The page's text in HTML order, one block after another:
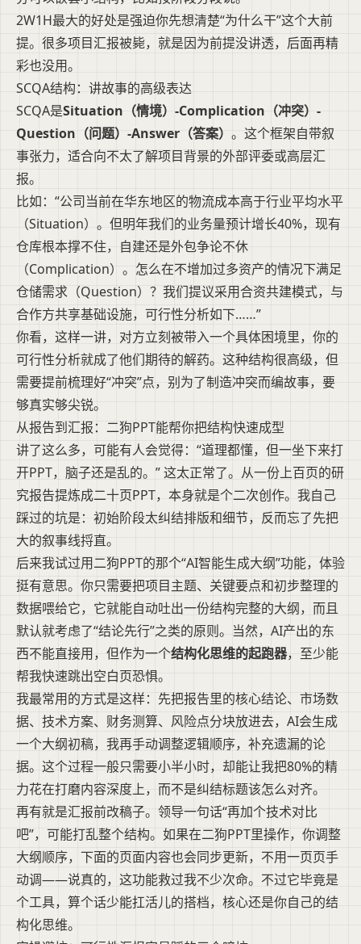
2W1H最大的好处是强迫你先想清楚“为什么干”这个大前
提。很多项目汇报被毙，就是因为前提没讲透，后面再精
彩也没用。
SCQA结构：讲故事的高级表达
SCQA是Situation（情境）-Complication（冲突）-
Question（问题）-Answer（答案） 。这个框架自带叙
事张力，适合向不太了解项目背景的外部评委或高层汇
报。
比如：“公司当前在华东地区的物流成本高于行业平均水平
（Situation）。但明年我们的业务量预计增长40%，现有
仓库根本撑不住，自建还是外包争论不休
（Complication）。怎么在不增加过多资产的情况下满足
仓储需求（Question）？我们提议采用合资共建模式，与
合作方共享基础设施，可行性分析如下……”
你看，这样一讲，对方立刻被带入一个具体困境里，你的
可行性分析就成了他们期待的解药。这种结构很高级，但
需要提前梳理好“冲突”点，别为了制造冲突而编故事，要
够真实够尖锐。
从报告到汇报：二狗PPT能帮你把结构快速成型
讲了这么多，可能有人会觉得：“道理都懂，但一坐下来打
开PPT，脑子还是乱的。” 这太正常了。从一份上百页的研
究报告提炼成二十页PPT，本身就是个二次创作。我自己
踩过的坑是：初始阶段太纠结排版和细节，反而忘了先把
大的叙事线捋直。
后来我试过用二狗PPT的那个“AI智能生成大纲”功能，体验
挺有意思。你只需要把项目主题、关键要点和初步整理的
数据喂给它，它就能自动吐出一份结构完整的大纲，而且
默认就考虑了“结论先行”之类的原则。当然，AI产出的东
西不能直接用，但作为一个结构化思维的起跑器，至少能
帮我快速跳出空白页恐惧。
我最常用的方式是这样：先把报告里的核心结论、市场数
据、技术方案、财务测算、风险点分块放进去，AI会生成
一个大纲初稿，我再手动调整逻辑顺序，补充遗漏的论
据。这个过程一般只需要小半小时，却能让我把80%的精
力花在打磨内容深度上，而不是纠结标题该怎么对齐。
再有就是汇报前改稿子。领导一句话“再加个技术对比
吧”，可能打乱整个结构。如果在二狗PPT里操作，你调整
大纲顺序，下面的页面内容也会同步更新，不用一页页手
动调——说真的，这功能救过我不少次命。不过它毕竟是
个工具，算个话少能扛活儿的搭档，核心还是你自己的结
构化思维。